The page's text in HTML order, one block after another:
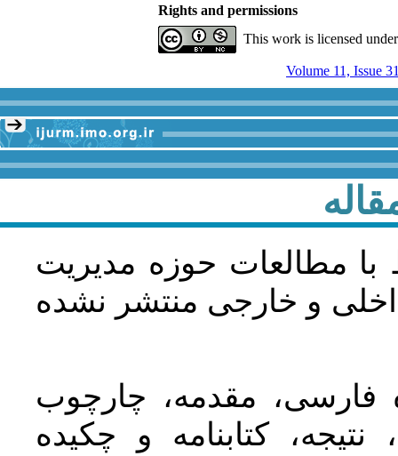
Rights and permissions
This work is licensed
Volume 11, Issue
با مطالعات حوزه مديريت
و خارجی منتشر نشده
فارسی، مقدمه، چارچوب
کتابنامه و چکیده